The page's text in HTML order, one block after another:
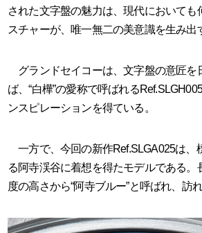
された文字盤の魅力は、現代において
スチャーが、唯一無二の美意識を生み出
グランドセイコーは、文字盤の意匠を
ば、“白樺”の愛称で呼ばれる
ンスピレーションを得ている。
一方で、今回の新作Ref.SLGA025は、
る阿寺渓谷に着想を得たモデルである
度の高さから“阿寺ブルー”と呼ばれ、訪